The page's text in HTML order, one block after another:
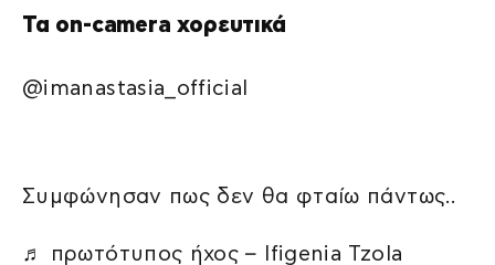
Τα on-camera χορευτικά
@imanastasia_official
Συμφώνησαν πως δεν θα φταίω πάντως..
♬ πρωτότυπος ήχος – Ifigenia Tzola